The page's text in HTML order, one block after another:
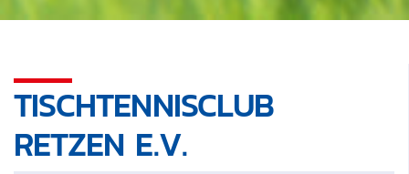
TISCHTENNISCLUB
RETZEN E.V.